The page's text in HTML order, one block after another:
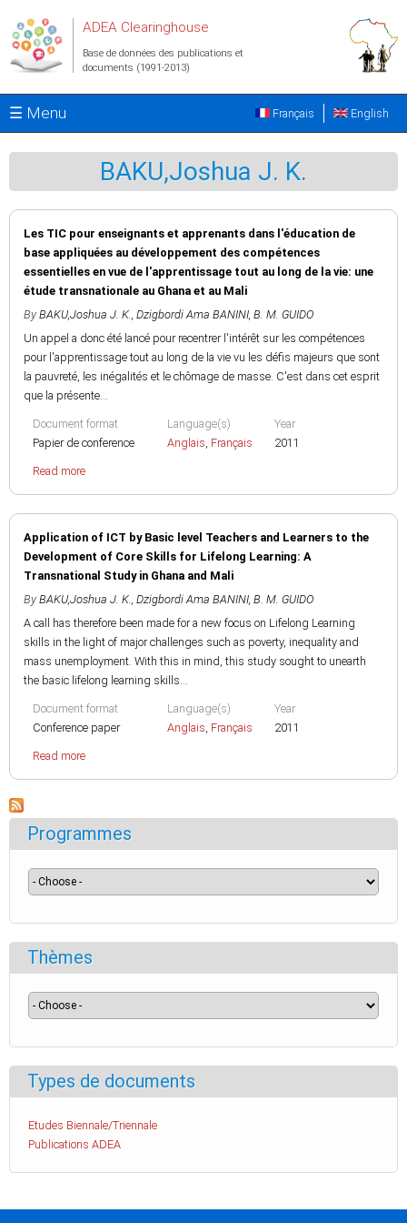
ADEA Clearinghouse
Base de données des publications et
documents (1991-2013)
☰ Menu English
Français
BAKU,Joshua J. K.
Les TIC pour enseignants et apprenants dans l'éducation de
base appliquées au développement des compétences
essentielles en vue de l'apprentissage tout au long de la vie: une
étude transnationale au Ghana et au Mali
By BAKU,Joshua J. K., Dzigbordi Ama BANINI, B. M. GUIDO
Un appel a donc été lancé pour recentrer l'intérêt sur les compétences
pour l'apprentissage tout au long de la vie vu les défis majeurs que sont
la pauvreté, les inégalités et le chômage de masse. C'est dans cet esprit
que la présente...
Document format
Papier de conference
Language(s)
Anglais, Français
Year
2011
Read more
Application of ICT by Basic level Teachers and Learners to the
Development of Core Skills for Lifelong Learning: A
Transnational Study in Ghana and Mali
By BAKU,Joshua J. K., Dzigbordi Ama BANINI, B. M. GUIDO
A call has therefore been made for a new focus on Lifelong Learning
skills in the light of major challenges such as poverty, inequality and
mass unemployment. With this in mind, this study sought to unearth
the basic lifelong learning skills...
Document format
Conference paper
Language(s)
Anglais, Français
Year
2011
Read more
Programmes
Thèmes
Types de documents
Etudes Biennale/Triennale
Publications ADEA